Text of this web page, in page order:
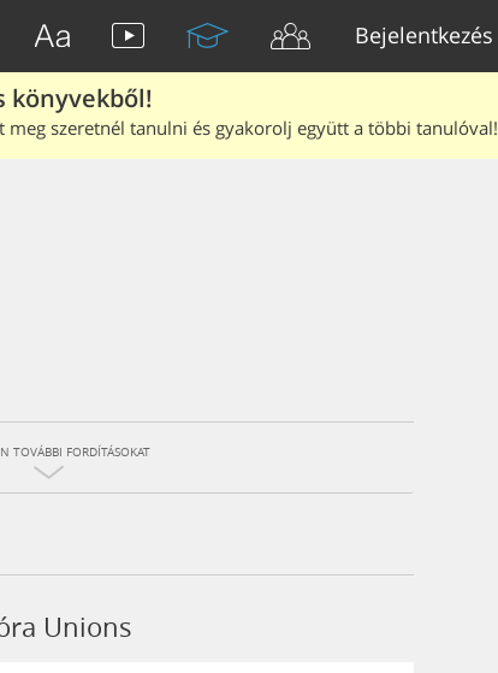
Bejelentkezés
könyvekből!
meg szeretnél tanulni és gyakorolj együtt a többi tanulóval!
TOVÁBBI FORDÍTÁSOKAT
Unions